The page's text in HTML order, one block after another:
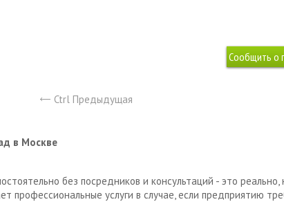
Ctrl Предыдущая
в Москве
без посредников и консультаций - это
профессиональные услуги в случае, если предприятию